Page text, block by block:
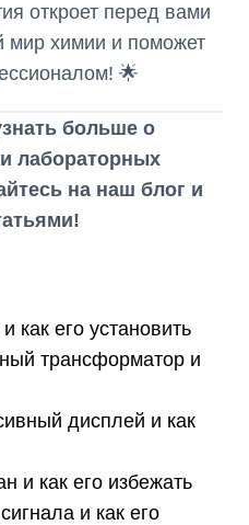
откроет перед вами
мир химии и поможет
🌟
больше о
лабораторных
на наш блог и
как его установить
трансформатор и
дисплей и как
и как его избежать
и как его